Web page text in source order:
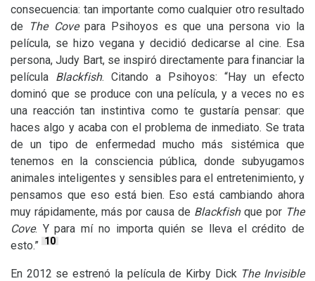
consecuencia: tan importante como cualquier otro resultado
de
The Cove para Psihoyos es que una persona vio la
película, se hizo vegana y decidió dedicarse al cine. Esa
persona, Judy Bart, se inspiró directamente para financiar la
película Blackfish. Citando a Psihoyos: “Hay un efecto
dominó que se produce con una película, y a veces no es
una reacción tan instintiva como te gustaría pensar: que
haces algo y acaba con el problema de inmediato. Se trata
de un tipo de enfermedad mucho más sistémica que
tenemos en la consciencia pública, donde subyugamos
animales inteligentes y sensibles para el entretenimiento, y
pensamos que eso está bien. Eso está cambiando ahora
muy rápidamente, más por causa de Blackfish que por The
Cove. Y para mí no importa quién se lleva el crédito de
esto.” 10
En 2012 se estrenó la película de Kirby Dick The Invisible